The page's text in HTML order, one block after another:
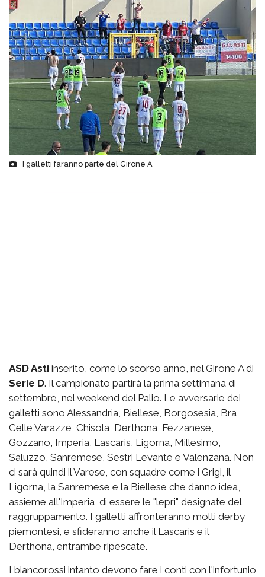
I galletti faranno parte del Girone A
ASD Asti inserito, come lo scorso anno, nel Girone A di
Serie D. Il campionato partirà la prima settimana di
settembre, nel weekend del Palio. Le avversarie dei
galletti sono Alessandria, Biellese, Borgosesia, Bra,
Celle Varazze, Chisola, Derthona, Fezzanese,
Gozzano, Imperia, Lascaris, Ligorna, Millesimo,
Saluzzo, Sanremese, Sestri Levante e Valenzana. Non
ci sarà quindi il Varese, con squadre come i Grigi, il
Ligorna, la Sanremese e la Biellese che danno idea,
assieme all'Imperia, di essere le "lepri" designate del
raggruppamento. I galletti affronteranno molti derby
piemontesi, e sfideranno anche il Lascaris e il
Derthona, entrambe ripescate.
I biancorossi intanto devono fare i conti con l'infortunio